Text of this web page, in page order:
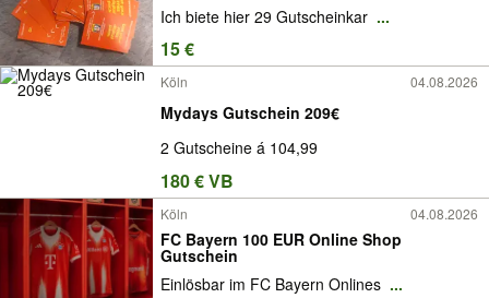
Ich biete hier 29 Gutscheinkar ...
15 €
Köln 04.08.2026
Mydays Gutschein 209€
2 Gutscheine á 104,99
180 € VB
Köln 04.08.2026
FC Bayern 100 EUR Online Shop
Gutschein
Einlösbar im FC Bayern Onlines ...